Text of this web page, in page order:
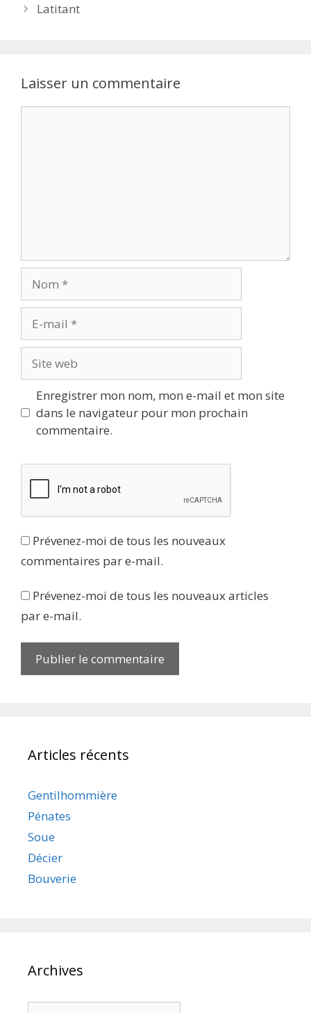
Latitant
Laisser un commentaire
mail
web
Enregistrer mon nom, mon e-mail et mon site
dans le navigateur pour mon prochain
commentaire.
Prévenez-moi de tous les nouveaux
commentaires par e-mail.
Prévenez-moi de tous les nouveaux articles
par e-mail.
Articles récents
Gentilhommière
Pénates
Soue
Décier
Bouverie
Archives